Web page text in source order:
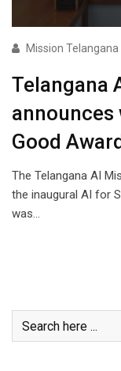
Mission Telangana
Telangana
Good
The Telangana AI
the inaugural AI for
was…